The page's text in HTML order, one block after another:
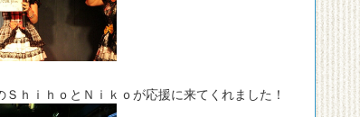
ＳｈｉｈｏとＮｉｋｏが応援に来てくれました！